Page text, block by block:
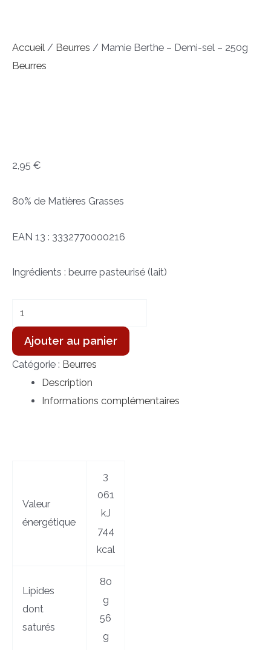
Accueil / Beurres / Mamie Berthe – Demi-sel – 250g
Beurres
2,95 €
80% de Matières Grasses
EAN 13 : 3332770000216
Ingrédients : beurre pasteurisé (lait)
Ajouter au panier
Catégorie : Beurres
Description
Informations complémentaires
Valeur
énergétique
3
061
kJ
744
kcal
Lipides
dont
saturés
80
g
56
g